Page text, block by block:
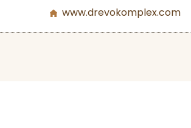
www.drevokomplex.com